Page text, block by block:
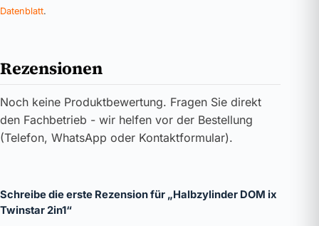
Datenblatt.
Rezensionen
Noch keine Produktbewertung. Fragen Sie direkt
den Fachbetrieb - wir helfen vor der Bestellung
(Telefon, WhatsApp oder Kontaktformular).
Schreibe die erste Rezension für „Halbzylinder DOM ix
Twinstar 2in1“